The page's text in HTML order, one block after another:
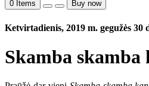
0 Items Buy now
Ketvirtadienis, 2019 m. gegužės 30
Skamba